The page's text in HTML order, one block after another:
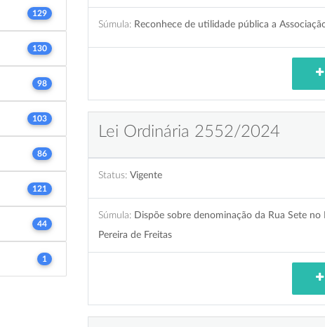
129
130
98
103
86
121
44
1
Súmula: Reconhece de utilidade pública a
Lei Ordinária 2552/2024
Status: Vigente
Súmula: Dispõe sobre denominação da Rua Sete
Pereira de Freitas